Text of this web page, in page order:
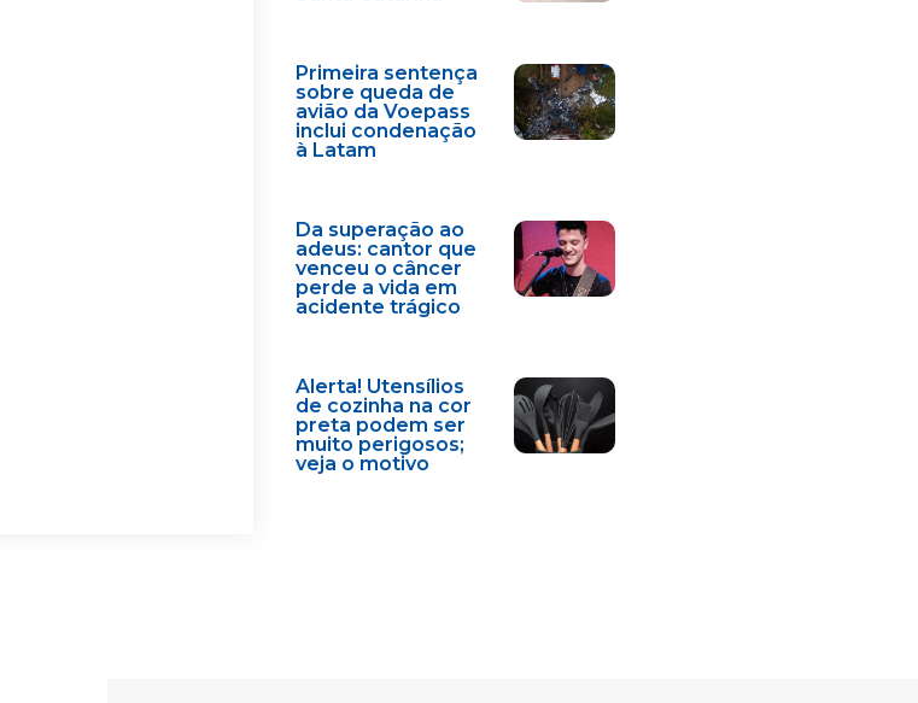
Primeira sentença
sobre queda de
avião da Voepass
inclui condenação
à Latam
Da superação ao
adeus: cantor que
venceu o câncer
perde a vida em
acidente trágico
Alerta! Utensílios
de cozinha na cor
preta podem ser
muito perigosos;
veja o motivo